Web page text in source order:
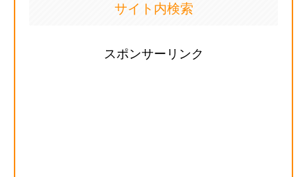
サイト内検索
スポンサーリンク